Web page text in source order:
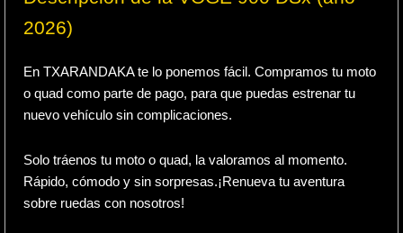
2026)
En TXARANDAKA te lo ponemos fácil. Compramos tu moto
o quad como parte de pago, para que puedas estrenar tu
nuevo vehículo sin complicaciones.
Solo tráenos tu moto o quad, la valoramos al momento.
Rápido, cómodo y sin sorpresas.¡Renueva tu aventura
sobre ruedas con nosotros!